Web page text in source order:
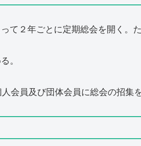
て２年ごとに定期総会を開く。
。
会員及び団体会員に総会の招集